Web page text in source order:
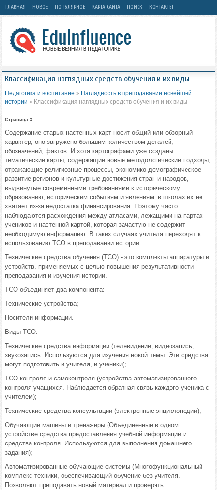
ГЛАВНАЯ НОВОЕ ПОПУЛЯРНОЕ КАРТА САЙТА ПОИСК КОНТАКТЫ
Классификация наглядных средств обучения и их виды
Педагогика и воспитание » Наглядность в преподавании новейшей
истории » Классификация наглядных средств обучения и их виды
Страница 3
Содержание старых настенных карт носит общий или обзорный
характер, оно загружено большим количеством деталей,
обозначений, фактов. И хотя картографами уже созданы
тематические карты, содержащие новые методологические подходы,
отражающие религиозные процессы, экономико-демографическое
развитие регионов и культурные достижения стран и народов,
выдвинутые современными требованиями к историческому
образованию, историческим событиям и явлениям, в школах их не
хватает из-за недостатка финансирования. Поэтому часто
наблюдаются расхождения между атласами, лежащими на партах
учеников и настенной картой, которая зачастую не содержит
необходимую информацию. В таких случаях учителя переходят к
использованию ТСО в преподавании истории.
Технические средства обучения (ТСО) - это комплекты аппаратуры и
устройств, применяемых с целью повышения результативности
преподавания и изучения истории.
ТСО объединяет два компонента:
Технические устройства;
Носители информации.
Виды ТСО:
Технические средства информации (телевидение, видеозапись,
звукозапись. Используются для изучения новой темы. Эти средства
могут подготовить и учителя, и ученики);
ТСО контроля и самоконтроля (устройства автоматизированного
контроля учащихся. Наблюдается обратная связь каждого ученика с
учителем);
Технические средства консультации (электронные энциклопедии);
Обучающие машины и тренажеры (Объединенные в одном
устройстве средства предоставления учебной информации и
средства контроля. Используются для выполнения домашнего
задания);
Автоматизированные обучающие системы (Многофункциональный
комплекс техники, обеспечивающий обучение без учителя.
Позволяют преподавать новый материал и проверять